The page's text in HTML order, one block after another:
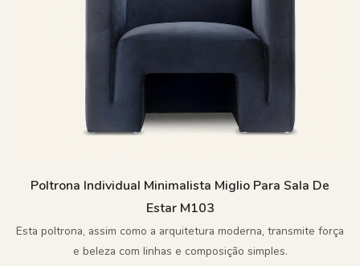
Poltrona Individual Minimalista Miglio Para Sala De
Estar M103
Esta poltrona, assim como a arquitetura moderna, transmite força
e beleza com linhas e composição simples.